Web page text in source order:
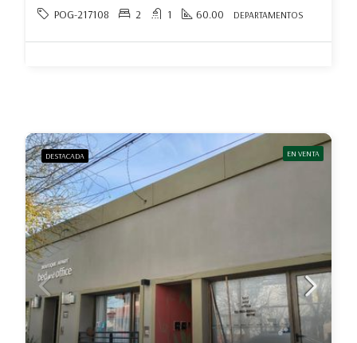
POG-217108 2 1 60.00 DEPARTAMENTOS
DESTACADA EN VENTA